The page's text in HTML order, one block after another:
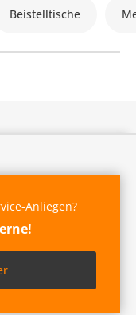
Beistelltische
Anliegen?